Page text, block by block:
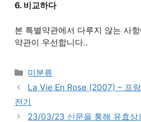
6. 비교하다
본 특별약관에서 다루지 않는 사
약관이 우선합니다..
Categories
미분류
La Vie En Rose (2007) – 프
전기
23/03/23 신문을 통해 유효상